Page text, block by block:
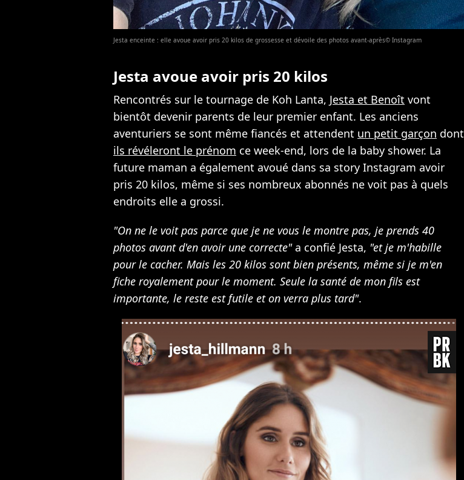
Jesta enceinte : elle avoue avoir pris 20 kilos de grossesse et dévoile des photos avant-après© Instagram
Jesta avoue avoir pris 20 kilos
Rencontrés sur le tournage de Koh Lanta, Jesta et Benoît vont
bientôt devenir parents de leur premier enfant. Les anciens
aventuriers se sont même fiancés et attendent un petit garçon dont
ils révéleront le prénom ce week-end, lors de la baby shower. La
future maman a également avoué dans sa story Instagram avoir
pris 20 kilos, même si ses nombreux abonnés ne voit pas à quels
endroits elle a grossi.
"On ne le voit pas parce que je ne vous le montre pas, je prends 40
photos avant d'en avoir une correcte"a confié Jesta, "et je m'habille
pour le cacher. Mais les 20 kilos sont bien présents, même si je m'en
fiche royalement pour le moment. Seule la santé de mon fils est
importante, le reste est futile et on verra plus tard".